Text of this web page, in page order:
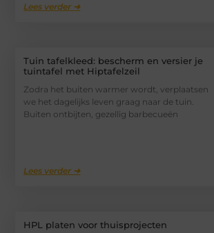
Lees verder ➜
Tuin tafelkleed: bescherm en versier je
tuintafel met Hiptafelzeil
Zodra het buiten warmer wordt, verplaatsen
we het dagelijks leven graag naar de tuin.
Buiten ontbijten, gezellig barbecueën
Lees verder ➜
HPL platen voor thuisprojecten